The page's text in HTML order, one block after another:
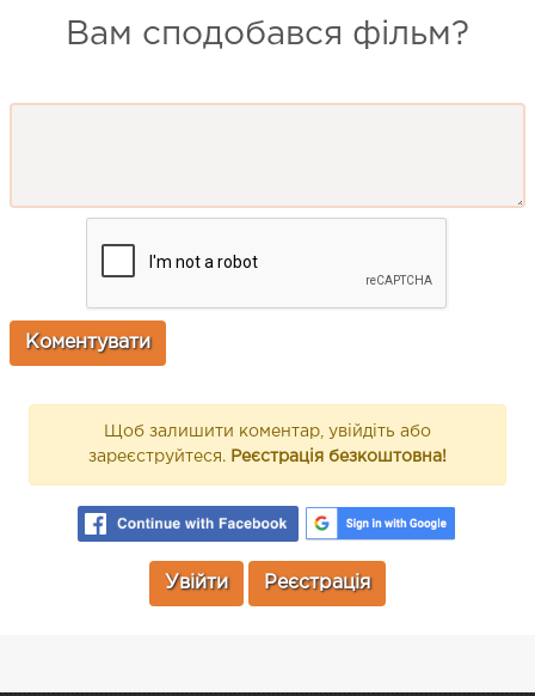
Вам сподобався фільм?
Щоб залишити коментар, увійдіть або
зареєструйтеся. Реєстрація безкоштовна!
Увійти Реєстрація